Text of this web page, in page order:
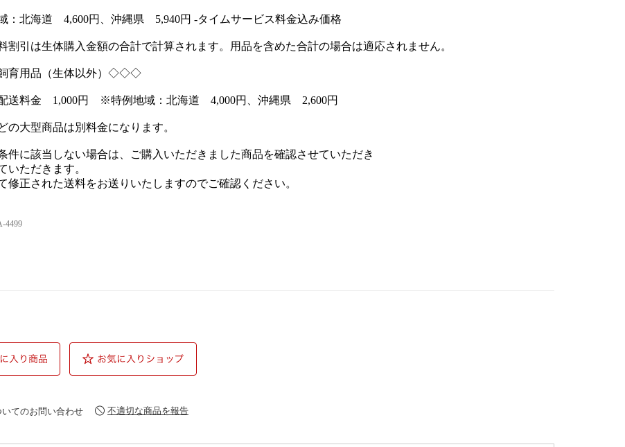
：北海道 4,600円、沖縄県 5,940円 -タイムサービス料金込み価格
割引は生体購入金額の合計で計算されます。用品を含めた合計の場合は適応されません。
用品（生体以外）◇◇◇
送料金 1,000円 ※特例地域：北海道 4,000円、沖縄県 2,600円
の大型商品は別料金になります。
件に該当しない場合は、ご購入いただきました商品を確認させていただき
いただきます。
修正された送料をお送りいたしますのでご確認ください。
4499
てのお問い合わせ 不適切な商品を報告